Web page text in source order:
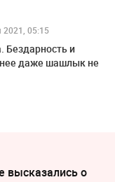
2021, 05:15
Бездарность и
нее даже шашлык не
высказались о